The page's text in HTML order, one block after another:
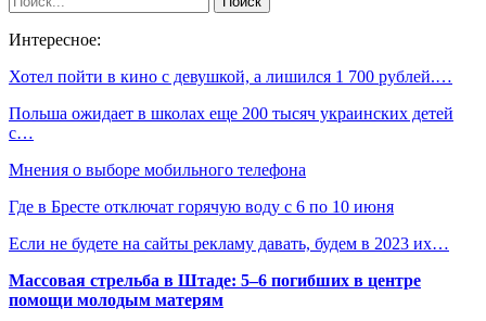
Интересное:
Хотел пойти в кино с девушкой, а лишился 1 700 рублей.…
Польша ожидает в школах еще 200 тысяч украинских детей
с…
Мнения о выборе мобильного телефона
Где в Бресте отключат горячую воду с 6 по 10 июня
Если не будете на сайты рекламу давать, будем в 2023 их…
Массовая стрельба в Штаде: 5–6 погибших в центре
помощи молодым матерям